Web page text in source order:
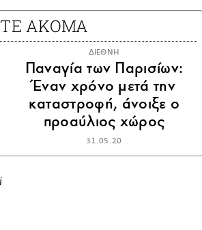
ΑΚΟΜΑ
ΔΙΕΘΝΗ
Παναγία των Παρισίων:
Έναν χρόνο μετά την
καταστροφή, άνοιξε ο
προαύλιος χώρος
31.05.20